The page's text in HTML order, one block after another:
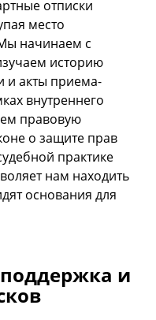
отписки
место
начинаем с
историю
и акты приема-
внутреннего
правовую
о защите прав
практике
нам находить
основания для
и